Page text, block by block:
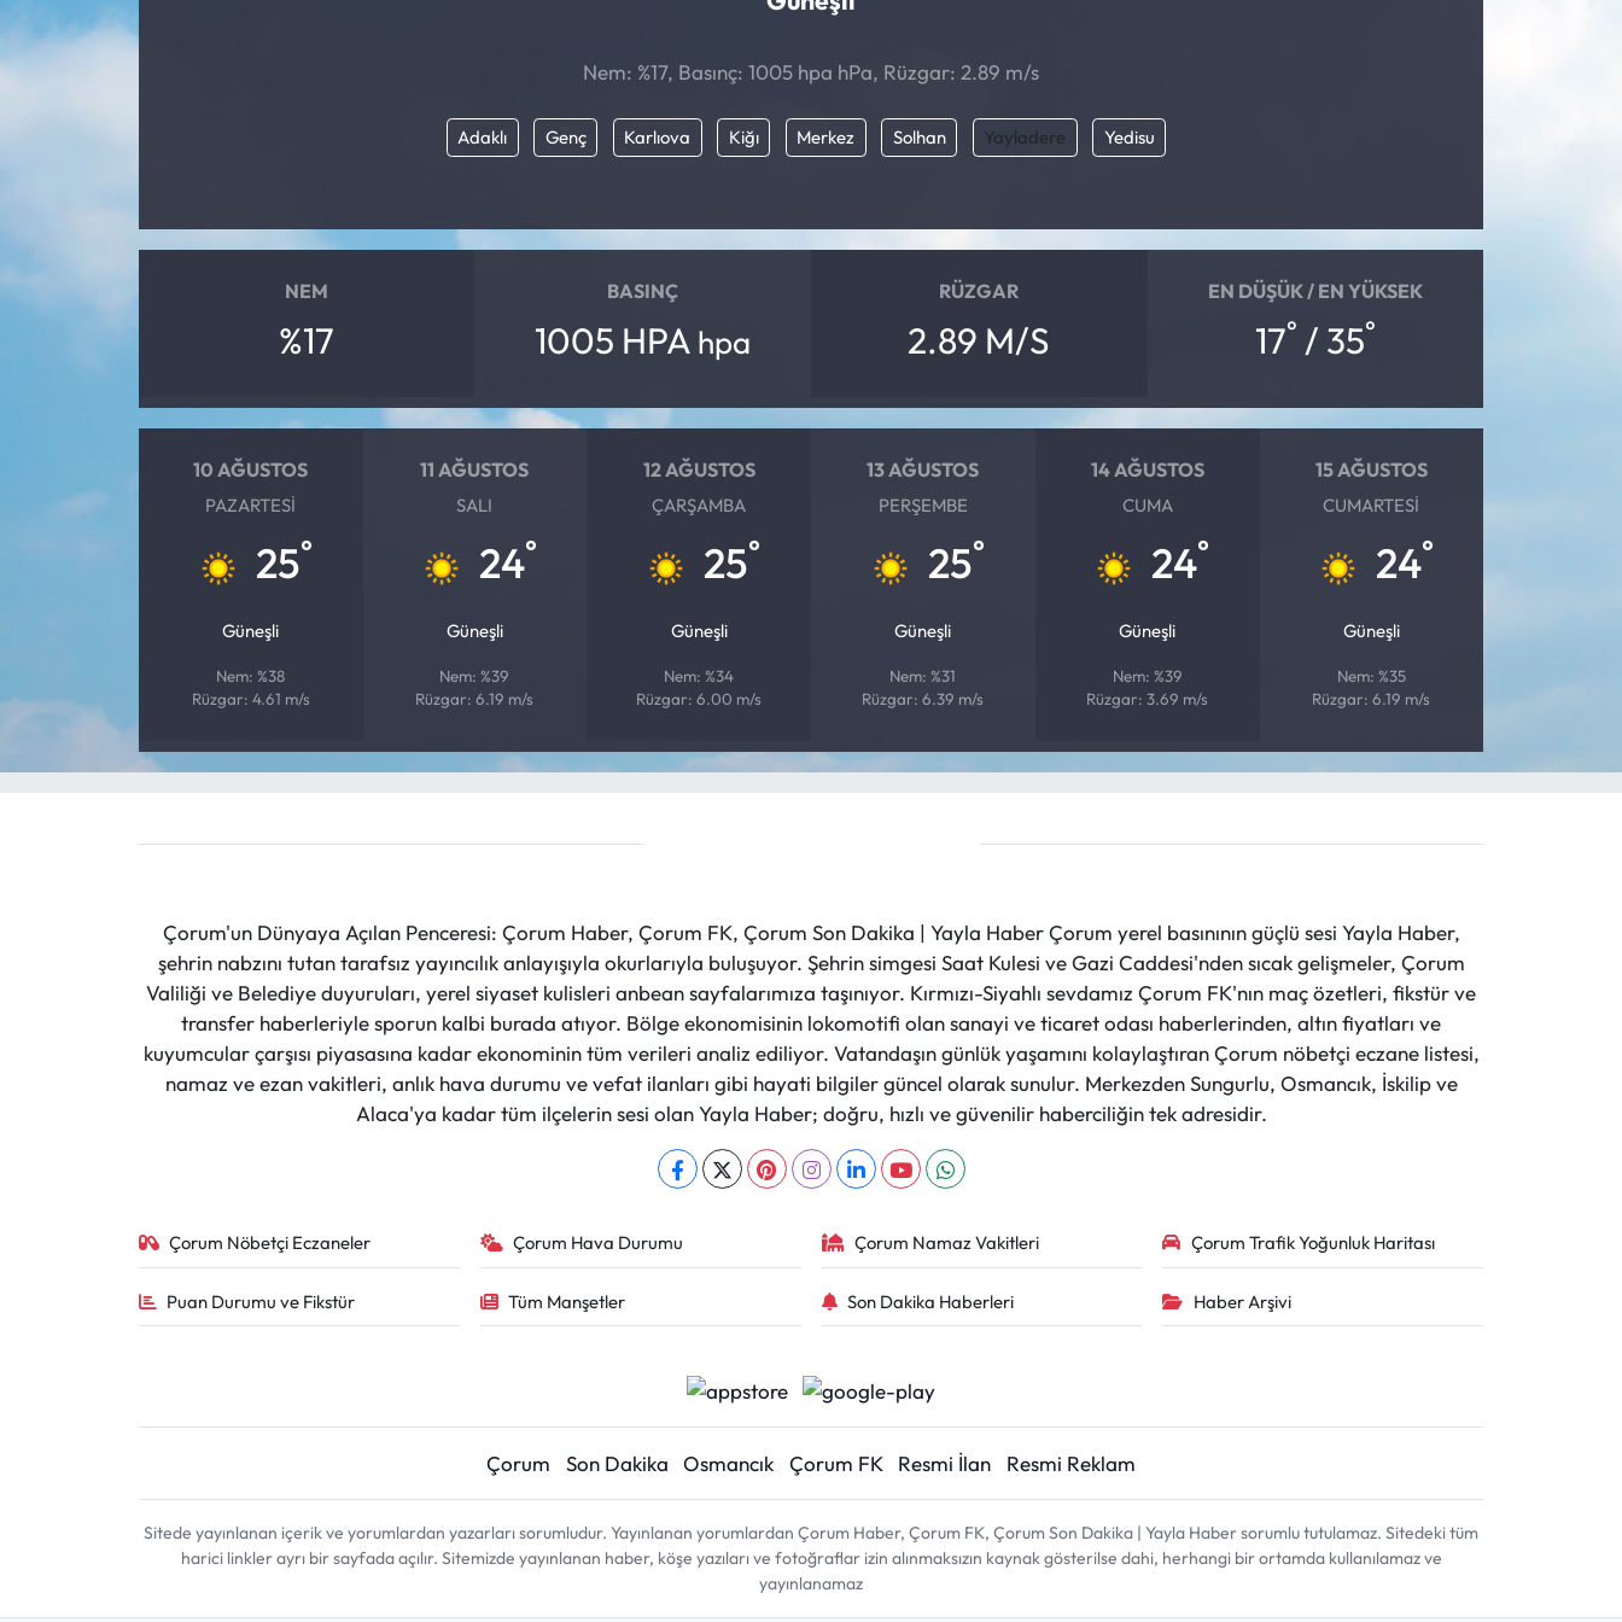
Nem: %17, Basınç: 1005 hpa hPa, Rüzgar: 2.89 m/s
Adaklı Genç Karlıova Kiğı Merkez Solhan Yayladere Yedisu
NEM
%17
BASINÇ
1005 HPA hpa
RÜZGAR
2.89 M/S
EN DÜŞÜK / EN YÜKSEK
17° / 35°
10 AĞUSTOS
PAZARTESI
25°
Güneşli
Nem: %38
Rüzgar: 4.61 m/s
11 AĞUSTOS
SALI
24°
Güneşli
Nem: %39
Rüzgar: 6.19 m/s
12 AĞUSTOS
ÇARŞAMBA
25°
Güneşli
Nem: %34
Rüzgar: 6.00 m/s
13 AĞUSTOS
PERŞEMBE
25°
Güneşli
Nem: %31
Rüzgar: 6.39 m/s
14 AĞUSTOS
CUMA
24°
Güneşli
Nem: %39
Rüzgar: 3.69 m/s
15 AĞUSTOS
CUMARTESI
24°
Güneşli
Nem: %35
Rüzgar: 6.19 m/s
Çorum'un Dünyaya Açılan Penceresi: Çorum Haber, Çorum FK, Çorum Son Dakika | Yayla Haber Çorum yerel basınının güçlü sesi Yayla Haber,
şehrin nabzını tutan tarafsız yayıncılık anlayışıyla okurlarıyla buluşuyor. Şehrin simgesi Saat Kulesi ve Gazi Caddesi'nden sıcak gelişmeler, Çorum
Valiliği ve Belediye duyuruları, yerel siyaset kulisleri anbean sayfalarımıza taşınıyor. Kırmızı-Siyahlı sevdamız Çorum FK'nın maç özetleri, fikstür ve
transfer haberleriyle sporun kalbi burada atıyor. Bölge ekonomisinin lokomotifi olan sanayi ve ticaret odası haberlerinden, altın fiyatları ve
kuyumcular çarşısı piyasasına kadar ekonominin tüm verileri analiz ediliyor. Vatandaşın günlük yaşamını kolaylaştıran Çorum nöbetçi eczane listesi,
namaz ve ezan vakitleri, anlık hava durumu ve vefat ilanları gibi hayati bilgiler güncel olarak sunulur. Merkezden Sungurlu, Osmancık, İskilip ve
Alaca'ya kadar tüm ilçelerin sesi olan Yayla Haber; doğru, hızlı ve güvenilir haberciliğin tek adresidir.
Çorum Nöbetçi Eczaneler Çorum Hava Durumu Çorum Namaz Vakitleri Çorum Trafik Yoğunluk Haritası
Puan Durumu ve Fikstür Tüm Manşetler Son Dakika Haberleri Haber Arşivi
Çorum Son Dakika Osmancık Çorum FK Resmi İlan Resmi Reklam
Sitede yayınlanan içerik ve yorumlardan yazarları sorumludur. Yayınlanan yorumlardan Çorum Haber, Çorum FK, Çorum Son Dakika | Yayla Haber sorumlu tutulamaz. Sitedeki tüm
harici linkler ayrı bir sayfada açılır. Sitemizde yayınlanan haber, köşe yazıları ve fotoğraflar izin alınmaksızın kaynak gösterilse dahi, herhangi bir ortamda kullanılamaz ve
yayınlanamaz
Eğitim
İskilip Haberleri
Kültür Sanat
Laçin Haberleri
Ortaköy Haberleri
Otomotiv
Resmi Reklam